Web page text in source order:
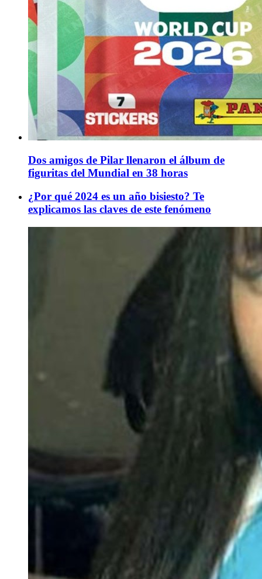
Dos amigos de Pilar llenaron el álbum de
figuritas del Mundial en 38 horas
¿Por qué 2024 es un año bisiesto? Te
explicamos las claves de este fenómeno